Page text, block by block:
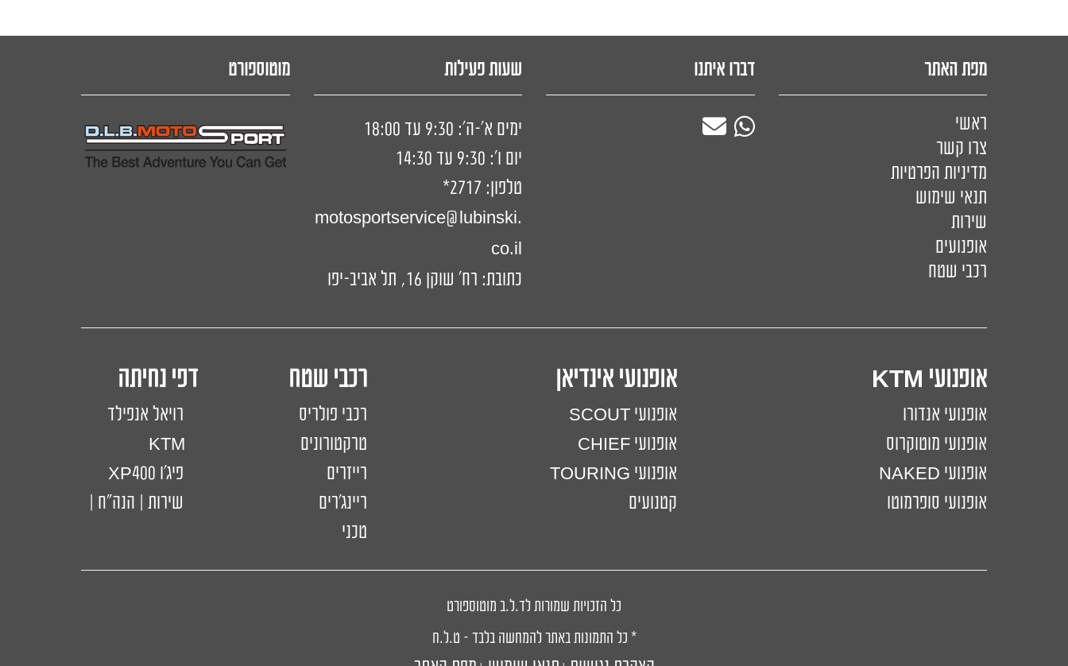
מפת האתר
ראשי
צרו קשר
מדיניות הפרטיות
תנאי שימוש
שירות
אופנועים
רכבי שטח
דברו איתנו שעות פעילות
ימים א'-ה': 9:30 עד 18:00
יום ו': 9:30 עד 14:30
טלפון: 2717*
motosportservice@lubinski.
co.il
כתובת: רח' שוקן 16, תל אביב-יפו
מוטוספורט
אופנועי KTM
אופנועי אנדורו
אופנועי מוטוקרוס
אופנועי NAKED
אופנועי סופרמוטו
אופנועי אינדיאן
אופנועי SCOUT
אופנועי CHIEF
אופנועי TOURING
קטנועים
רכבי שטח דפי נחיתה
רכבי פולריס
רויאל אנפילד
טרקטורונים
רייזרים
פיג'ו XP400
ריינג'רים
שירות | הנה"ח |
טכני
כל הזכויות שמורות לד.ל.ב מוטוספורט
* כל התמונות באתר להמחשה בלבד – ט.ל.ח